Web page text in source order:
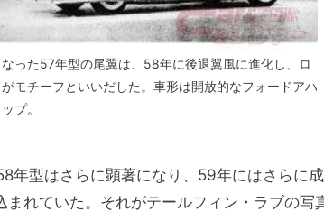
った57年型の尾翼は、58年に後退翼風に進化し、ロ
モチーフといいだした。車形は開放的なフォードアハ
プ。
年型はさらに顕著になり、59年にはさらに成
れていた。それがテールフィン・ラブの写